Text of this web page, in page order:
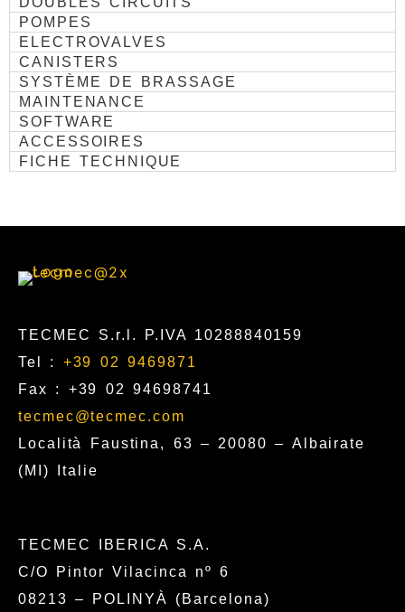
POMPES
ELECTROVALVES
CANISTERS
SYSTÈME DE BRASSAGE
MAINTENANCE
SOFTWARE
ACCESSOIRES
FICHE TECHNIQUE
TECMEC S.r.l. P.IVA 10288840159
Tel : +39 02 9469871
Fax : +39 02 94698741
tecmec@tecmec.com
Località Faustina, 63 – 20080 – Albairate
(MI) Italie
TECMEC IBERICA S.A.
C/O Pintor Vilacinca nº 6
08213 – POLINYÀ (Barcelona)